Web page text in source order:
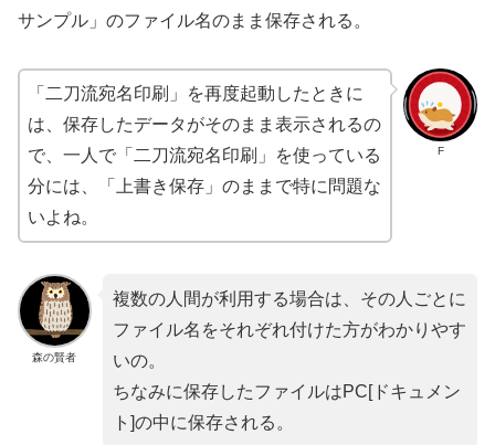
サンプル」のファイル名のまま保存される。
F
「二刀流宛名印刷」を再度起動したときに
は、保存したデータがそのまま表示されるの
で、一人で「二刀流宛名印刷」を使っている
分には、「上書き保存」のままで特に問題な
いよね。
森の賢者
複数の人間が利用する場合は、その人ごとに
ファイル名をそれぞれ付けた方がわかりやす
いの。
ちなみに保存したファイルはPC[ドキュメン
ト]の中に保存される。